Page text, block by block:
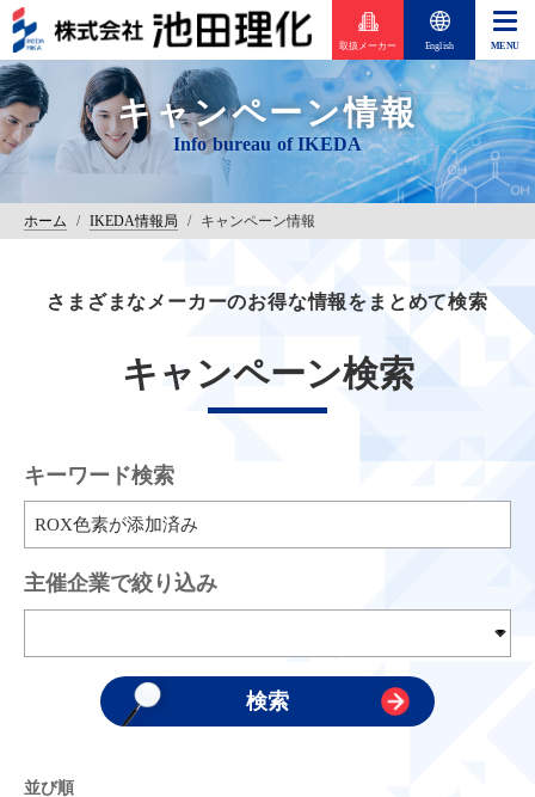
取扱メーカー English
キャンペーン情報
ホーム / IKEDA情報局 / キャンペーン情報
さまざまなメーカーのお得な情報をまとめて検索
キャンペーン検索
キーワード検索
主催企業で絞り込み
並び順